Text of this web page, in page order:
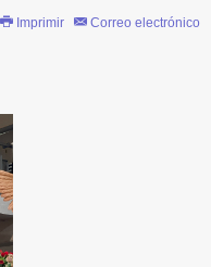
Imprimir Correo electrónico